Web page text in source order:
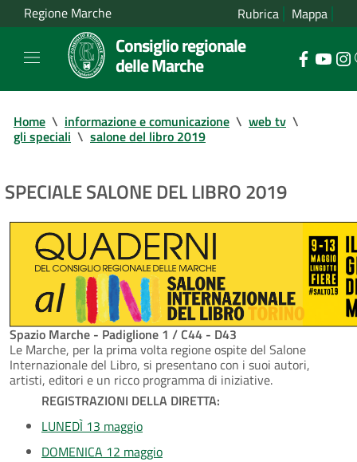
Regione Marche Rubrica Mappa
Consiglio regionale
delle Marche
Home \ informazione e comunicazione \ web tv \
gli speciali \ salone del libro 2019
SPECIALE SALONE DEL LIBRO 2019
Spazio Marche - Padiglione 1 / C44 - D43
Le Marche, per la prima volta regione ospite del Salone
Internazionale del Libro, si presentano con i suoi autori,
artisti, editori e un ricco programma di iniziative.
REGISTRAZIONI DELLA DIRETTA:
LUNEDÌ 13 maggio
DOMENICA 12 maggio